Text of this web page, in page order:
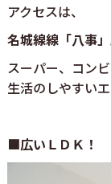
アクセスは、
名城線線「八事
スーパー、コン
生活のしやすいエ
■広いＬＤＫ！